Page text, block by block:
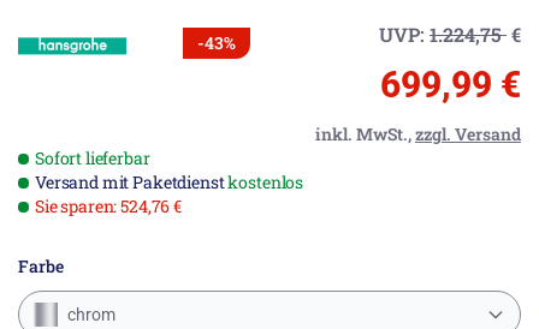
-43% UVP: 1.224,75€
699,99 €
inkl. MwSt.,zzgl. Versand
Sofort lieferbar
Versand mit Paketdienstkostenlos
Sie sparen: 524,76 €
Farbe
chrom